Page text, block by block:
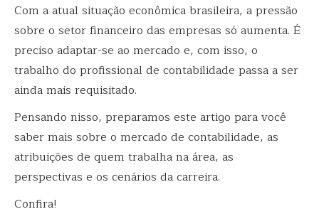
Com a atual situação econômica brasileira, a pressão
sobre o setor financeiro das empresas só aumenta. É
preciso adaptar-se ao mercado e, com isso, o
trabalho do profissional de contabilidade passa a ser
ainda mais requisitado.
Pensando nisso, preparamos este artigo para você
saber mais sobre o mercado de contabilidade, as
atribuições de quem trabalha na área, as
perspectivas e os cenários da carreira.
Confira!